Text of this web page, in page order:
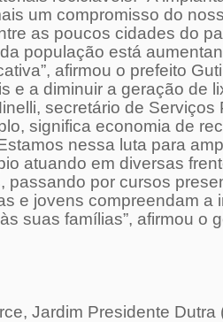
um compromisso do
as poucos cidades do
população está
afirmou o prefeito
e a diminuir a geração de
secretário de Serviços
significa economia de
nessa luta para
atuando em diversas
por cursos
e jovens compreendam a
suas famílias”, afirmou o
Jardim Presidente Dutra